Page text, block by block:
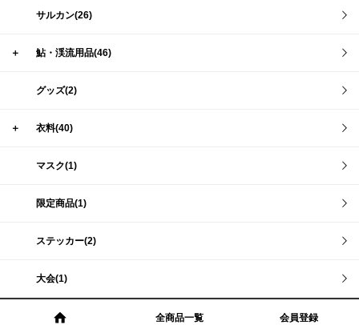
サルカン(26)
＋ 鮎・渓流用品(46)
グッズ(2)
＋ 衣料(40)
マスク(1)
限定商品(1)
ステッカー(2)
大会(1)
全商品一覧 会員登録